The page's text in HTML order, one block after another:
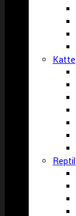
Katte
Reptil